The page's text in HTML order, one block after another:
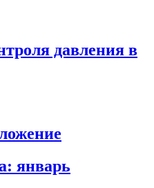
давления в
январь